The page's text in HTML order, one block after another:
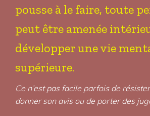
pousse à le faire, toute
peut être amenée
développer une vie
supérieure.
Ce n’est pas facile parfois de
donner son avis ou de porter des